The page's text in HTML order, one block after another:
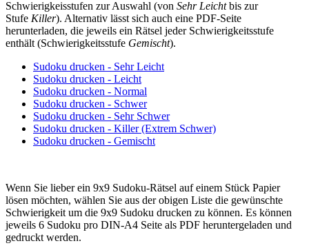
Schwierigkeisstufen zur Auswahl (von Sehr Leichtbis zur
Stufe Killer). Alternativ lässt sich auch eine PDF-Seite
herunterladen, die jeweils ein Rätsel jeder Schwierigkeitsstufe
enthält (Schwierigkeitsstufe Gemischt).
Sudoku drucken - Sehr Leicht
Sudoku drucken - Leicht
Sudoku drucken - Normal
Sudoku drucken - Schwer
Sudoku drucken - Sehr Schwer
Sudoku drucken - Killer (Extrem Schwer)
Sudoku drucken - Gemischt
Wenn Sie lieber ein 9x9 Sudoku-Rätsel auf einem Stück Papier
lösen möchten, wählen Sie aus der obigen Liste die gewünschte
Schwierigkeit um die 9x9 Sudoku drucken zu können. Es können
jeweils 6 Sudoku pro DIN-A4 Seite als PDF heruntergeladen und
gedruckt werden.